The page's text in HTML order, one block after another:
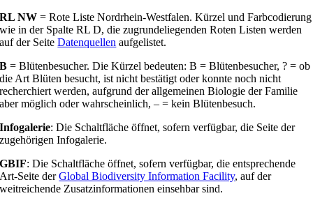
RL NW = Rote Liste Nordrhein-Westfalen. Kürzel und Farbcodierung
wie in der Spalte RL D, die zugrundeliegenden Roten Listen werden
auf der SeiteDatenquellen aufgelistet.
B = Blütenbesucher. Die Kürzel bedeuten: B = Blütenbesucher, ? = ob
die Art Blüten besucht, ist nicht bestätigt oder konnte noch nicht
recherchiert werden, aufgrund der allgemeinen Biologie der Familie
aber möglich oder wahrscheinlich, – = kein Blütenbesuch.
Infogalerie: Die Schaltfläche öffnet, sofern verfügbar, die Seite der
zugehörigen Infogalerie.
GBIF: Die Schaltfläche öffnet, sofern verfügbar, die entsprechende
Art-Seite derGlobal Biodiversity Information Facility, auf der
weitreichende Zusatzinformationen einsehbar sind.